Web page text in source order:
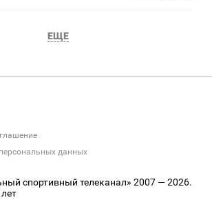
ЕЩЕ
данных
спортивный телеканал» 2007 — 2026.